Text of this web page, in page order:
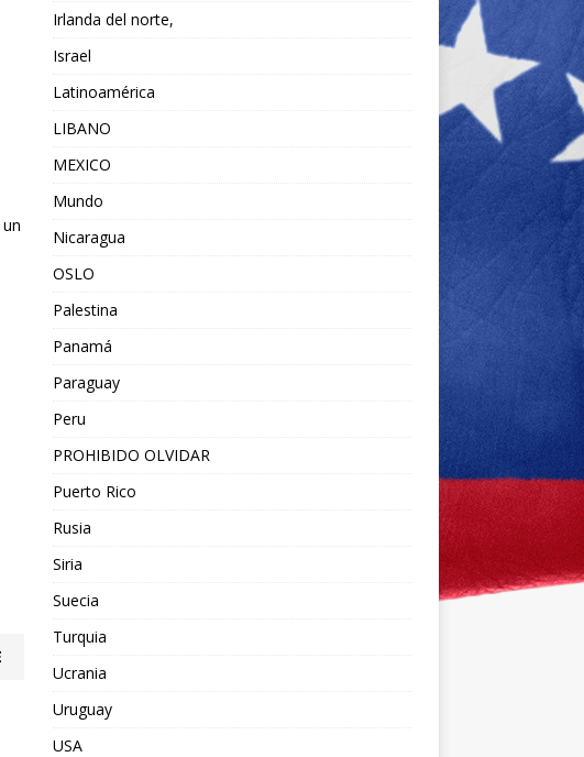
Irlanda del norte,
Israel
Latinoamérica
LIBANO
MEXICO
Mundo
Nicaragua
OSLO
Palestina
Panamá
Paraguay
Peru
PROHIBIDO OLVIDAR
Puerto Rico
Rusia
Siria
Suecia
Turquia
Ucrania
Uruguay
USA